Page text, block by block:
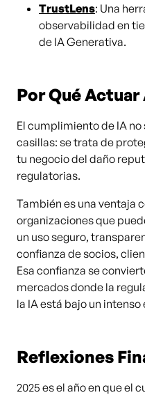
TrustLens: Una
observabilidad en
de IA Generativa.
Por Qué
El cumplimiento de IA
casillas: se trata de
tu negocio del daño
regulatorias.
También es una ventaja
organizaciones que
un uso seguro,
confianza de socios,
Esa confianza se
mercados donde la
la IA está bajo un
Reflexiones
2025 es el año en que el